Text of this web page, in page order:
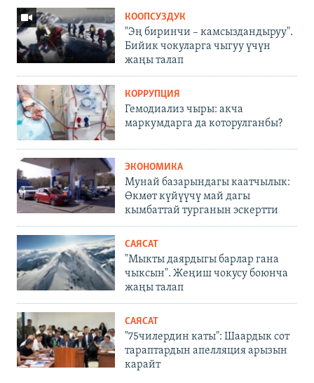
КООПСУЗДУК
"Эң биринчи – камсыздандыруу".
Бийик чокуларга чыгуу үчүн
жаңы талап
КОРРУПЦИЯ
Гемодиализ чыры: акча
маркумдарга да которулганбы?
ЭКОНОМИКА
Мунай базарындагы каатчылык:
Өкмөт күйүүчү май дагы
кымбаттай турганын эскертти
САЯСАТ
"Мыкты даярдыгы барлар гана
чыксын". Жеңиш чокусу боюнча
жаңы талап
САЯСАТ
"75чилердин каты": Шаардык сот
тараптардын апелляция арызын
карайт